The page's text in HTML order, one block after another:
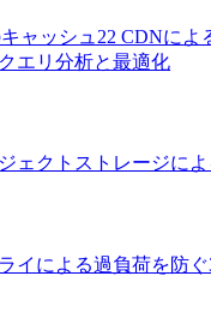
ャッシュ 22 CDNによ
エリ分析と最適化
ェクトストレージに
イによる過負荷を防ぐ